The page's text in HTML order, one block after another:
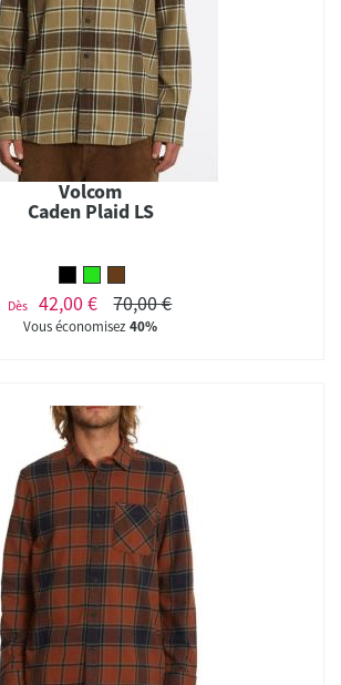
Volcom
Caden Plaid LS
Dès 42,00 € 70,00 €
Vous économisez40%